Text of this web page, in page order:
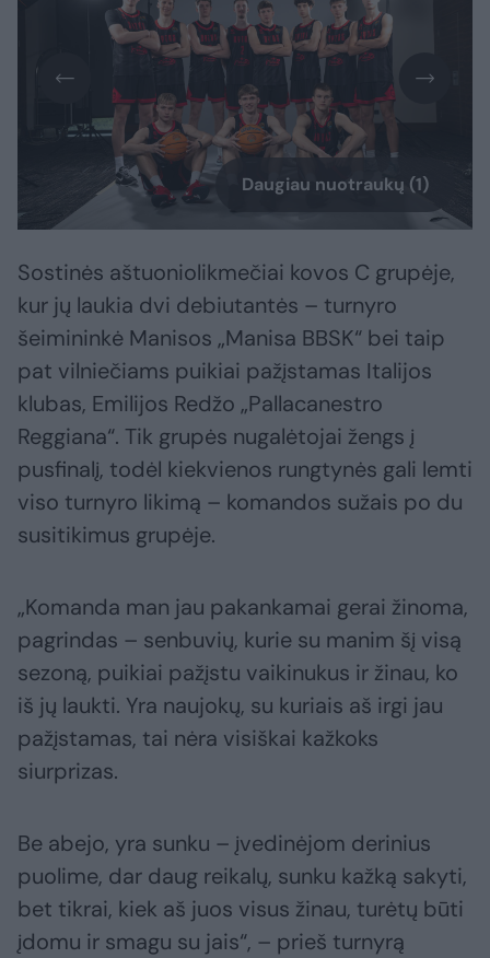
Daugiau nuotraukų (1)
Sostinės aštuoniolikmečiai kovos C grupėje,
kur jų laukia dvi debiutantės – turnyro
šeimininkė Manisos „Manisa BBSK“ bei taip
pat vilniečiams puikiai pažįstamas Italijos
klubas, Emilijos Redžo „Pallacanestro
Reggiana“. Tik grupės nugalėtojai žengs į
pusfinalį, todėl kiekvienos rungtynės gali lemti
viso turnyro likimą – komandos sužais po du
susitikimus grupėje.
„Komanda man jau pakankamai gerai žinoma,
pagrindas – senbuvių, kurie su manim šį visą
sezoną, puikiai pažįstu vaikinukus ir žinau, ko
iš jų laukti. Yra naujokų, su kuriais aš irgi jau
pažįstamas, tai nėra visiškai kažkoks
siurprizas.
Be abejo, yra sunku – įvedinėjom derinius
puolime, dar daug reikalų, sunku kažką sakyti,
bet tikrai, kiek aš juos visus žinau, turėtų būti
įdomu ir smagu su jais“, – prieš turnyrą